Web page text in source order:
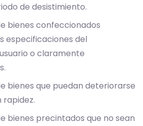
de desistimiento.
bienes confeccionados
especificaciones del
o claramente
bienes que puedan deteriorarse
bienes precintados que no sean